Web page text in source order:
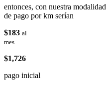
entonces, con nuestra modalidad
de pago por km serían
$183 al
mes
$1,726
pago inicial